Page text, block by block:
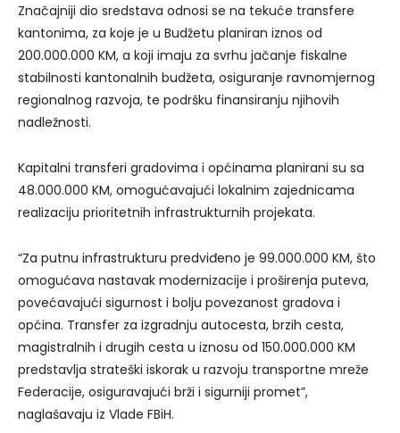
Značajniji dio sredstava odnosi se na tekuće transfere
kantonima, za koje je u Budžetu planiran iznos od
200.000.000 KM, a koji imaju za svrhu jačanje fiskalne
stabilnosti kantonalnih budžeta, osiguranje ravnomjernog
regionalnog razvoja, te podršku finansiranju njihovih
nadležnosti.
Kapitalni transferi gradovima i općinama planirani su sa
48.000.000 KM, omogućavajući lokalnim zajednicama
realizaciju prioritetnih infrastrukturnih projekata.
“Za putnu infrastrukturu predviđeno je 99.000.000 KM, što
omogućava nastavak modernizacije i proširenja puteva,
povećavajući sigurnost i bolju povezanost gradova i
općina. Transfer za izgradnju autocesta, brzih cesta,
magistralnih i drugih cesta u iznosu od 150.000.000 KM
predstavlja strateški iskorak u razvoju transportne mreže
Federacije, osiguravajući brži i sigurniji promet”,
naglašavaju iz Vlade FBiH.